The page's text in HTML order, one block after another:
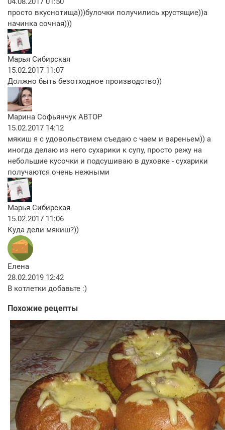
просто вкуснотища)))булочки получились хрустящие))а
начинка сочная)))
Марья Сибирская
15.02.2017 11:07
Должно быть безотходное производство))
Марина Софьянчук АВТОР
15.02.2017 14:12
мякиш я с удовольствием съедаю с чаем и вареньем)) а
иногда делаю из него сухарики к супу, просто режу на
небольшие кусочки и подсушиваю в духовке - сухарики
получаются очень нежными
Марья Сибирская
15.02.2017 11:06
Куда дели мякиш?))
Елена
28.02.2019 12:42
В котлетки добавьте :)
Похожие рецепты